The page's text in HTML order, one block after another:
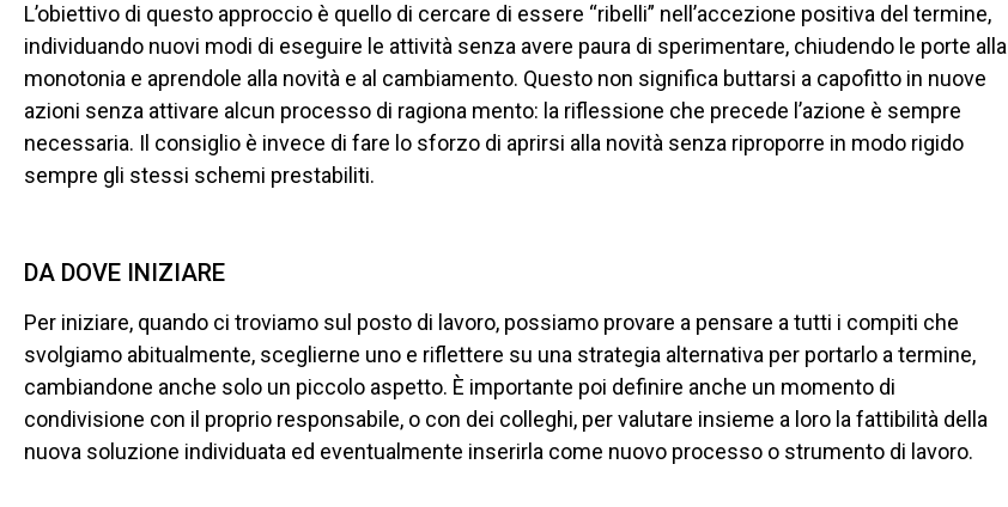
L’obiettivo di questo approccio è quello di cercare di essere “ribelli” nell’accezione positiva del termine,
individuando nuovi modi di eseguire le attività senza avere paura di sperimentare, chiudendo le porte alla
monotonia e aprendole alla novità e al cambiamento. Questo non significa buttarsi a capofitto in nuove
azioni senza attivare alcun processo di ragiona mento: la riflessione che precede l’azione è sempre
necessaria. Il consiglio è invece di fare lo sforzo di aprirsi alla novità senza riproporre in modo rigido
sempre gli stessi schemi prestabiliti.
DA DOVE INIZIARE
Per iniziare, quando ci troviamo sul posto di lavoro, possiamo provare a pensare a tutti i compiti che
svolgiamo abitualmente, sceglierne uno e riflettere su una strategia alternativa per portarlo a termine,
cambiandone anche solo un piccolo aspetto. È importante poi definire anche un momento di
condivisione con il proprio responsabile, o con dei colleghi, per valutare insieme a loro la fattibilità della
nuova soluzione individuata ed eventualmente inserirla come nuovo processo o strumento di lavoro.